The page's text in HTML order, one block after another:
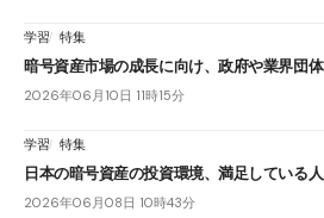
学習 特集
暗号資産市場の成長に向け、政府や業界団
2026年06月10日 11時15分
学習 特集
日本の暗号資産の投資環境、満足している
2026年06月08日 10時43分